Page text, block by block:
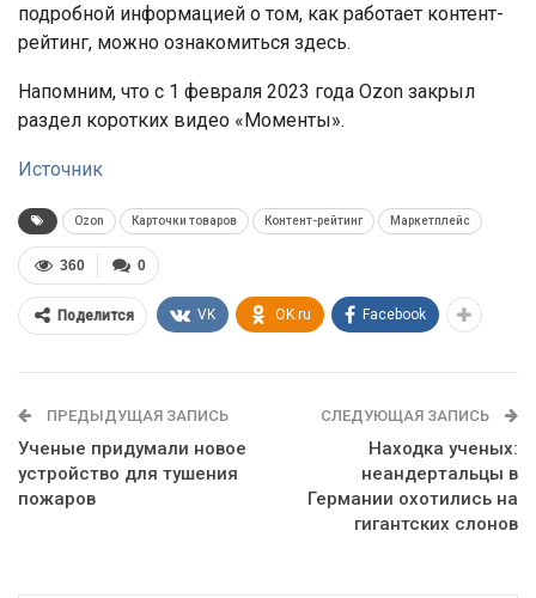
подробной информацией о том, как работает контент-
рейтинг, можно ознакомиться здесь.
Напомним, что с 1 февраля 2023 года Ozon закрыл
раздел коротких видео «Моменты».
Источник
Ozon Карточки товаров Контент-рейтинг Маркетплейс
0
360
Поделится VK OK.ru Facebook
ПРЕДЫДУЩАЯ ЗАПИСЬ
Ученые придумали новое
устройство для тушения
пожаров
СЛЕДУЮЩАЯ ЗАПИСЬ
Находка ученых:
неандертальцы в
Германии охотились на
гигантских слонов